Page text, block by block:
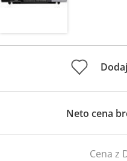
Neto cena
Cena z